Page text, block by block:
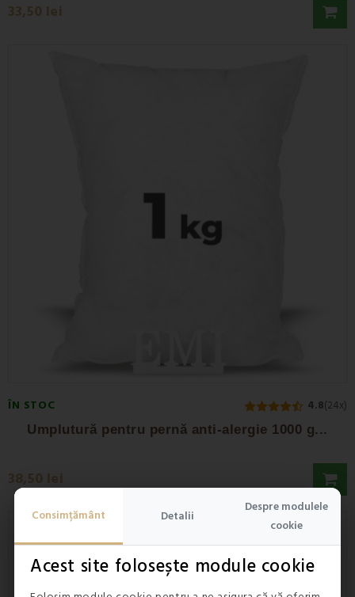
Consimțământ Detalii
Despre modulele
cookie
Acest site folosește module cookie
33,50 lei
ÎN STOC 4.8(24x)
Umplutură pentru pernă anti-alergie 1000 g...
38,50 lei